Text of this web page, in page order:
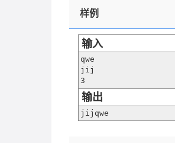
样例
输入
qwe
jij
3
输出
jijqwe